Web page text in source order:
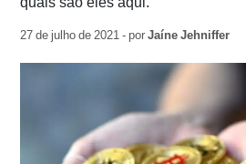
27 de julho de 2021 - porJaíne Jehniffer